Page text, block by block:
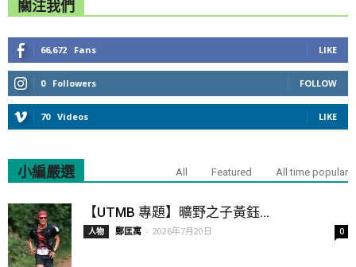
關注我們
66,672 Fans LIKE
0 Followers FOLLOW
70 Videos LIKE
小編嚴選 All Featured All time popular
【UTMB 專題】曠野之子黃鈺...
人物 鄭匡寓 - 2026年7月20日 0